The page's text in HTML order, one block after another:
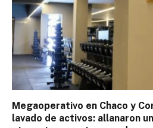
Megaoperativo en Chaco y
lavado de activos: allanaron